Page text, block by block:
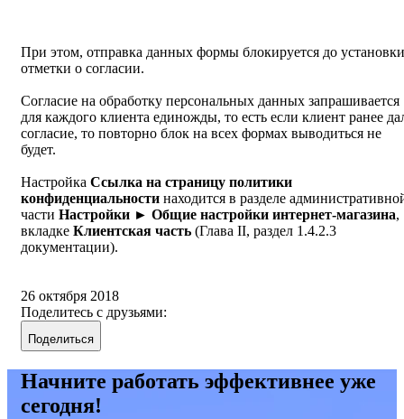
При этом, отправка данных формы блокируется до установки
отметки о согласии.
Согласие на обработку персональных данных запрашивается
для каждого клиента единожды, то есть если клиент ранее
согласие, то повторно блок на всех формах выводиться не
будет.
Настройка Ссылка на страницу политики
конфиденциальности находится в разделе
части Настройки ► Общие настройки интернет-магазина,
вкладке Клиентская часть (Глава II, раздел 1.4.2.3
документации).
26 октября 2018
Поделитесь с друзьями:
Поделиться
Начните работать эффективнее уже
сегодня!